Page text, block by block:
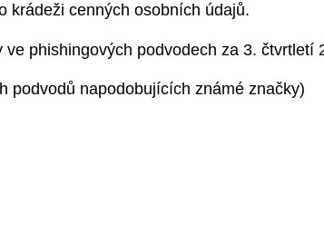
krádeži cenných osobních údajů.
phishingových podvodech za 3. čtvrtletí
podvodů napodobujících známé značky)